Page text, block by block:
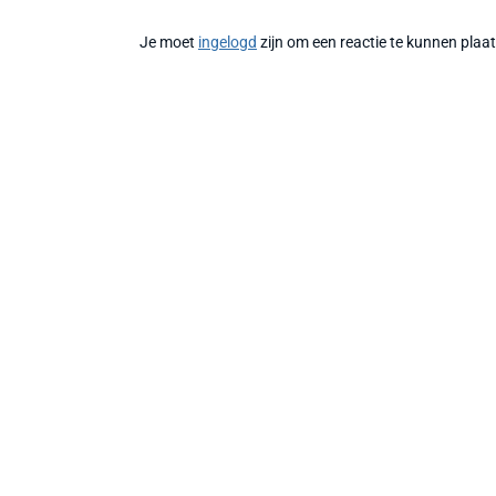
Je moet ingelogd zijn om een reactie te kunnen